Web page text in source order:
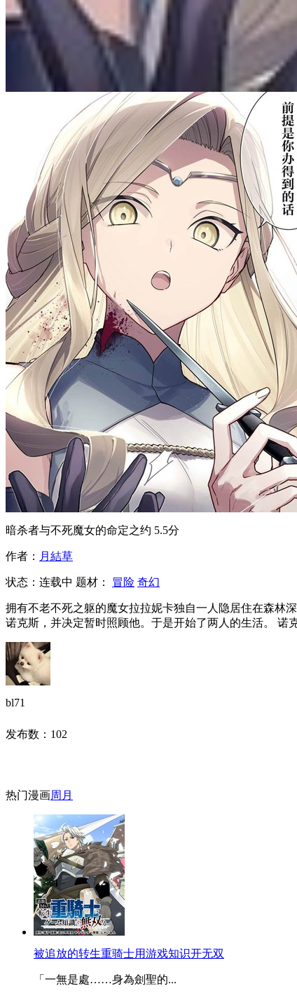
暗杀者与不死魔女的命定之约 5.5分
作者： 月結草
状态： 连载中 题材： 冒险 奇幻
拥有不老不死之躯的魔女拉拉妮卡独自一人隐居住在森林
诺克斯，并决定暂时照顾他。于是开始了两人的生活。
bl71
发布数： 102
热门漫画周 月
被追放的转生重骑士用游戏知识开无双
「一無是處……身為劍聖的...